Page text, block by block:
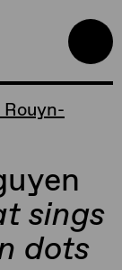
sings
dots